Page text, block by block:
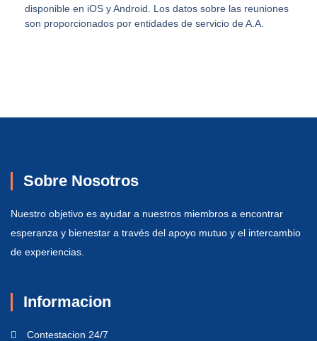
disponible en iOS y Android. Los datos sobre las reuniones
son proporcionados por entidades de servicio de A.A.
Sobre Nosotros
Nuestro objetivo es ayudar a nuestros miembros a encontrar
esperanza y bienestar a través del apoyo mutuo y el intercambio
de experiencias.
Informacion
Contestacion 24/7